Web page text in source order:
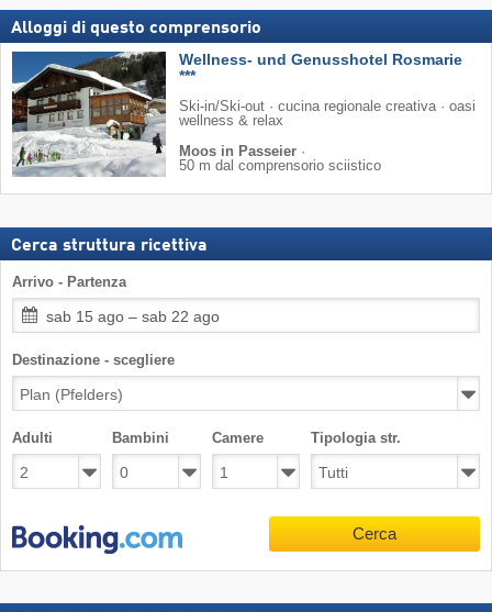
Alloggi di questo comprensorio
Wellness- und Genusshotel Rosmarie
***
Ski-in/Ski-out · cucina regionale creativa · oasi
wellness & relax
Moos in Passeier ·
50 m dal comprensorio sciistico
Cerca struttura ricettiva
Arrivo - Partenza
sab 15 ago – sab 22 ago
Destinazione - scegliere
Adulti Bambini Camere Tipologia str.
Cerca